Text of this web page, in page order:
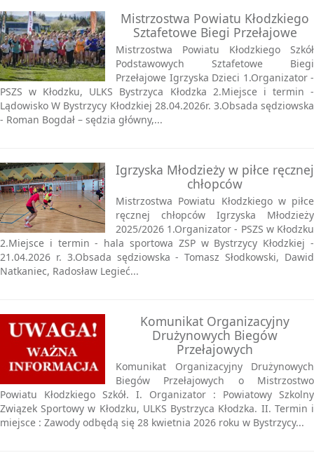
Mistrzostwa Powiatu Kłodzkiego
Sztafetowe Biegi Przełajowe
Mistrzostwa Powiatu Kłodzkiego Szkół
Podstawowych Sztafetowe Biegi
Przełajowe Igrzyska Dzieci 1.Organizator -
PSZS w Kłodzku, ULKS Bystrzyca Kłodzka 2.Miejsce i termin -
Lądowisko W Bystrzycy Kłodzkiej 28.04.2026r. 3.Obsada sędziowska
- Roman Bogdał – sędzia główny,...
Igrzyska Młodzieży w piłce ręcznej
chłopców
Mistrzostwa Powiatu Kłodzkiego w piłce
ręcznej chłopców Igrzyska Młodzieży
2025/2026 1.Organizator - PSZS w Kłodzku
2.Miejsce i termin - hala sportowa ZSP w Bystrzycy Kłodzkiej -
21.04.2026 r. 3.Obsada sędziowska - Tomasz Słodkowski, Dawid
Natkaniec, Radosław Legieć...
Komunikat Organizacyjny
Drużynowych Biegów
Przełajowych
Komunikat Organizacyjny Drużynowych
Biegów Przełajowych o Mistrzostwo
Powiatu Kłodzkiego Szkół. I. Organizator : Powiatowy Szkolny
Związek Sportowy w Kłodzku, ULKS Bystrzyca Kłodzka. II. Termin i
miejsce : Zawody odbędą się 28 kwietnia 2026 roku w Bystrzycy...